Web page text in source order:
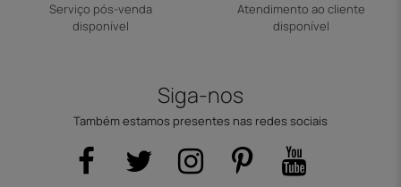
Serviço pós-venda
disponível
Atendimento ao cliente
disponível
Siga-nos
Também estamos presentes nas redes sociais